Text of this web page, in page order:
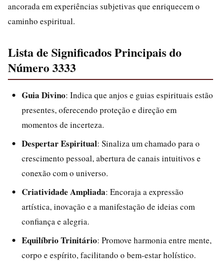
ancorada em experiências subjetivas que enriquecem o
caminho espiritual.
Lista de Significados Principais do
Número 3333
Guia Divino: Indica que anjos e guias espirituais estão
presentes, oferecendo proteção e direção em
momentos de incerteza.
Despertar Espiritual: Sinaliza um chamado para o
crescimento pessoal, abertura de canais intuitivos e
conexão com o universo.
Criatividade Ampliada: Encoraja a expressão
artística, inovação e a manifestação de ideias com
confiança e alegria.
Equilíbrio Trinitário: Promove harmonia entre mente,
corpo e espírito, facilitando o bem-estar holístico.